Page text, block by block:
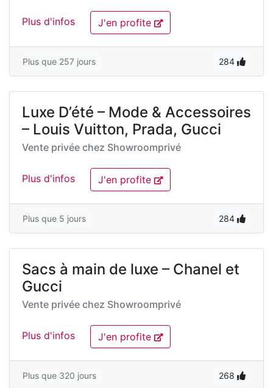
Plus d'infos J'en profite
Plus que 257 jours 284
Luxe D’été – Mode & Accessoires
– Louis Vuitton, Prada, Gucci
Vente privée chez Showroomprivé
Plus d'infos J'en profite
Plus que 5 jours 284
Sacs à main de luxe – Chanel et
Gucci
Vente privée chez Showroomprivé
Plus d'infos J'en profite
Plus que 320 jours 268